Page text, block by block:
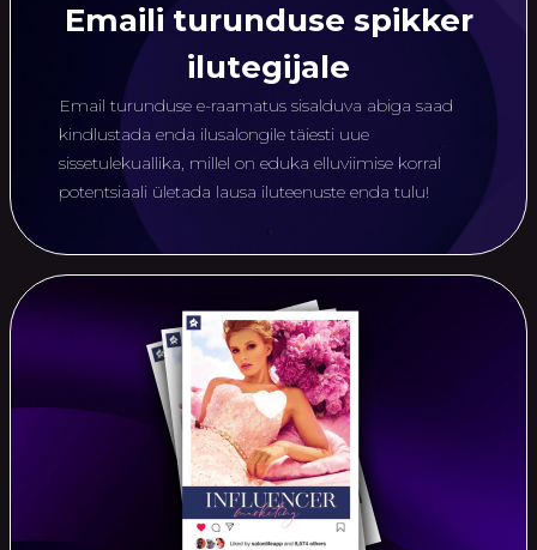
Emaili turunduse spikker
ilutegijale
Email turunduse e-raamatus sisalduva abiga saad
kindlustada enda ilusalongile täiesti uue
sissetulekuallika, millel on eduka elluviimise korral
potentsiaali ületada lausa iluteenuste enda tulu!